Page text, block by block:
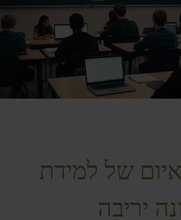
של למידת
יריבה